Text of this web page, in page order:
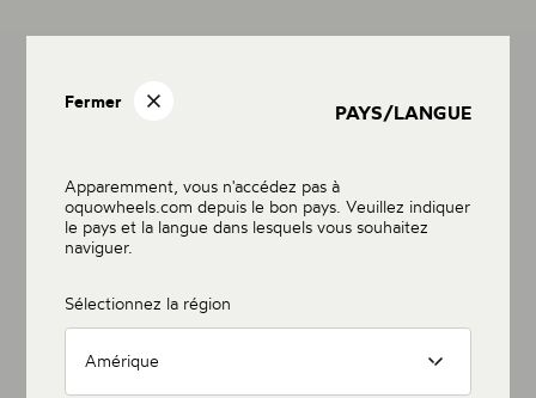
PAYS/LANGUE
Fermer
Apparemment, vous n'accédez pas à
oquowheels.com depuis le bon pays. Veuillez indiquer
le pays et la langue dans lesquels vous souhaitez
naviguer.
Sélectionnez la région
Amérique